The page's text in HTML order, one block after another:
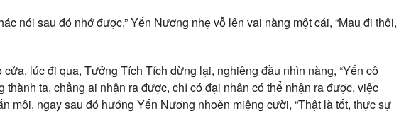
nói sau đó nhớ được,” Yến Nương nhẹ vỗ lên vai nàng một cái, “Mau đi thôi,
lúc đi qua, Tưởng Tích Tích dừng lại, nghiêng đầu nhìn nàng, “Yến cô
thành ta, chẳng ai nhận ra được, chỉ có đại nhân có thể nhận ra được, việc
môi, ngay sau đó hướng Yến Nương nhoẻn miệng cười, “Thật là tốt, thực sự